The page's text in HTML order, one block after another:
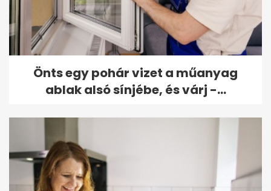
Önts egy pohár vizet a műanyag
ablak alsó sínjébe, és várj -...